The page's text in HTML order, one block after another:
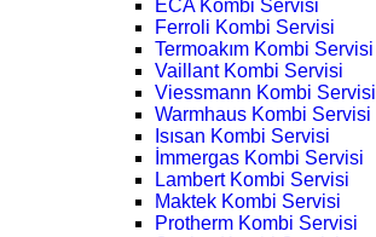
ECA Kombi Servisi
Ferroli Kombi Servisi
Termoakım Kombi Servisi
Vaillant Kombi Servisi
Viessmann Kombi Servisi
Warmhaus Kombi Servisi
Isısan Kombi Servisi
İmmergas Kombi Servisi
Lambert Kombi Servisi
Maktek Kombi Servisi
Protherm Kombi Servisi